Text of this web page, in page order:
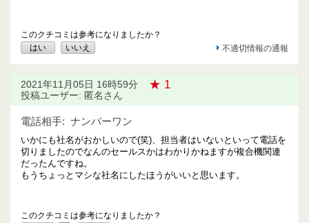
このクチコミは参考になりましたか？
はい
いいえ 不適切情報の通報
2021年11月05日 16時59分 ★ 1
投稿ユーザー: 匿名さん
電話相手: ナンバーワン
いかにも社名がおかしいので(笑)、担当者はいないといって電話を
切りましたのでなんのセールスかはわかりかねますが複合機関連
だったんですね。
もうちょっとマシな社名にしたほうがいいと思います。
このクチコミは参考になりましたか？